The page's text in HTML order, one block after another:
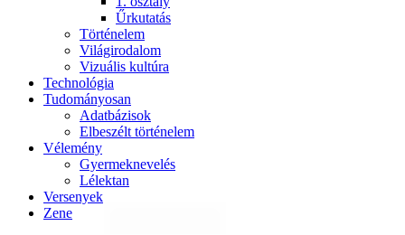
Űrkutatás
Történelem
Világirodalom
Vizuális kultúra
Technológia
Tudományosan
Adatbázisok
Elbeszélt történelem
Vélemény
Gyermeknevelés
Lélektan
Versenyek
Zene